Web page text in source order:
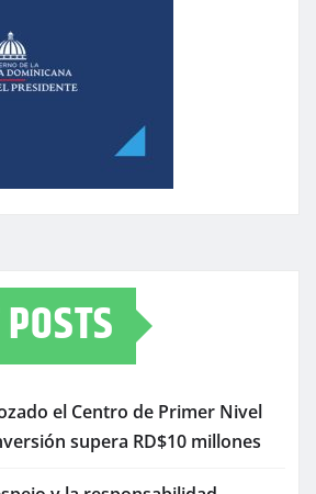
el Centro de Primer Nivel
supera RD$10 millones